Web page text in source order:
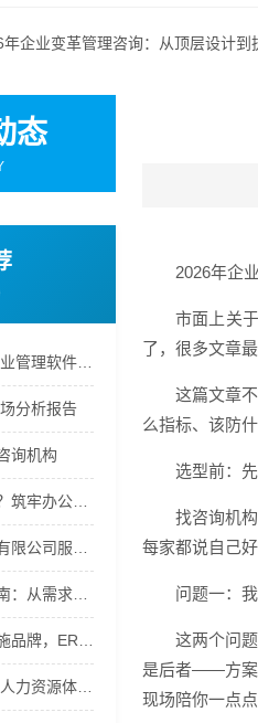
年企业变革管理咨询：从顶层设计到
态
分析报告
询机构
2026年企
市面上关
了，很多文章
这篇文章
么指标、该防什
选型前：
找咨询机
每家都说自己
问题一：
这两个问
是后者——方案
现场陪你一点